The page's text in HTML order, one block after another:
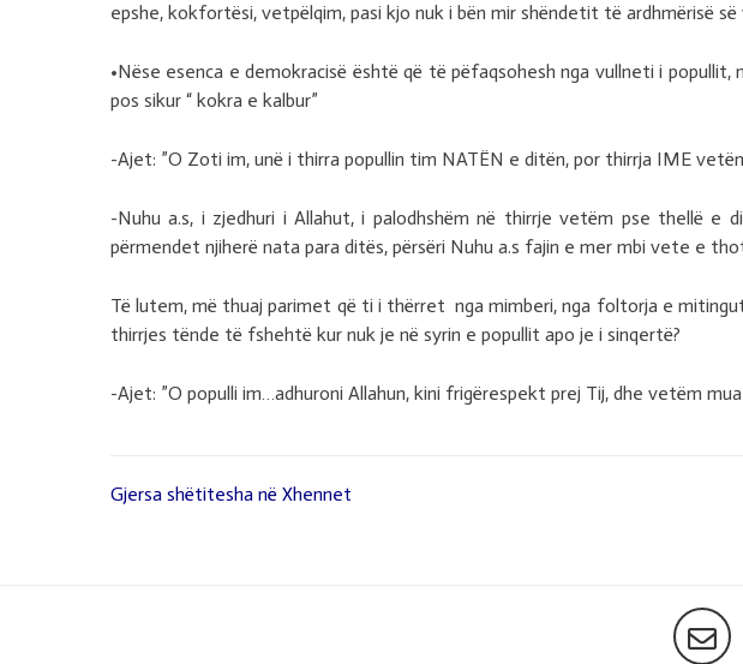
epshe, kokfortësi, vetpëlqim, pasi kjo nuk i bën mir shëndetit të ardhmërisë
•Nëse esenca e demokracisë është që të pëfaqsohesh nga vullneti i
pos sikur “ kokra e kalbur”
-Ajet: ”O Zoti im, unë i thirra popullin tim NATËN e ditën, por thirrja IME
-Nuhu a.s, i zjedhuri i Allahut, i palodhshëm në thirrje vetëm pse thellë e
përmendet njiherë nata para ditës, përsëri Nuhu a.s fajin e mer mbi vete e
Të lutem, më thuaj parimet që ti i thërret nga mimberi, nga foltorja e
thirrjes tënde të fshehtë kur nuk je në syrin e popullit apo je i sinqertë?
-Ajet: ”O populli im…adhuroni Allahun, kini frigërespekt prej Tij, dhe vetëm mua
Lëvizje
Gjersa shëtitesha në Xhennet